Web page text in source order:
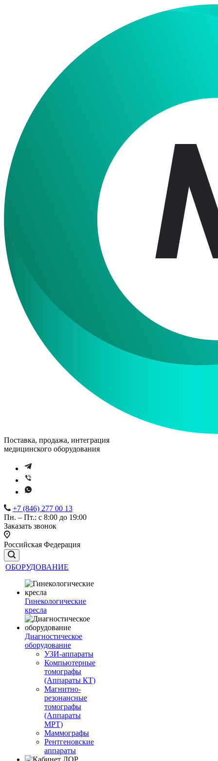
Поставка, продажа, интеграция
медицинского оборудования
+7 (846) 277 00 13
Пн. – Пт.: с 8:00 до 19:00
Заказать звонок
Российская Федерация
ОБОРУДОВАНИЕ
Гинекологические
кресла
Диагностическое
оборудование
УЗИ-аппараты
Компьютерные
томографы
(Аппараты КТ)
Магнитно-
резонансные
томографы
(Аппараты
МРТ)
Маммографы
Рентгеновские
аппараты